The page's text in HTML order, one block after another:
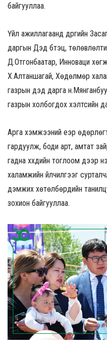
байгууллаа.
Үйл ажиллагаанд дүүргийн
даргын Дэд бүтэц,
Д.Отгонбаатар, Инноваци
Х.Алтаншагай, Хөдөлмөр
газрын дэд дарга
газрын холбогдох хэлтсийн
Арга хэмжээний үеэр
гардуулж, боди арт, амтат
гадна хүүхдийн тоглоом дээр
халамжийн үйлчилгээг
дэмжих хөтөлбөрүүдийн
зохион байгууллаа.